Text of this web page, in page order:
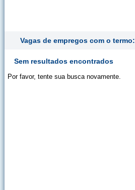
Vagas de empregos com o termo:
Sem resultados encontrados
Por favor, tente sua busca novamente.